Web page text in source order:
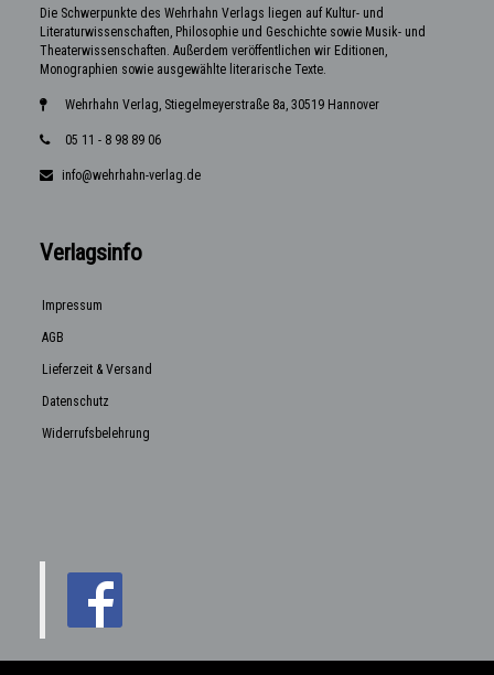
Die Schwerpunkte des Wehrhahn Verlags liegen auf Kultur- und
Literaturwissenschaften, Philosophie und Geschichte sowie Musik- und
Theaterwissenschaften. Außerdem veröffentlichen wir Editionen,
Monographien sowie ausgewählte literarische Texte.
Wehrhahn Verlag, Stiegelmeyerstraße 8a, 30519 Hannover
05 11 - 8 98 89 06
info@wehrhahn-verlag.de
Verlagsinfo
Impressum
AGB
Lieferzeit & Versand
Datenschutz
Widerrufsbelehrung